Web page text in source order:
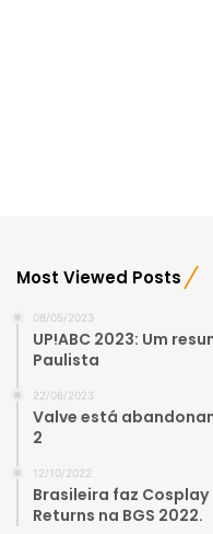
Most Viewed Posts
08/05/2023
UP!ABC 2023: Um
Paulista
22/06/2023
Valve está
2
12/10/2022
Brasileira faz
Returns na BGS 2022.